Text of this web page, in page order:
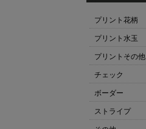
プリント花柄
プリント水玉
プリントその他
チェック
ボーダー
ストライプ